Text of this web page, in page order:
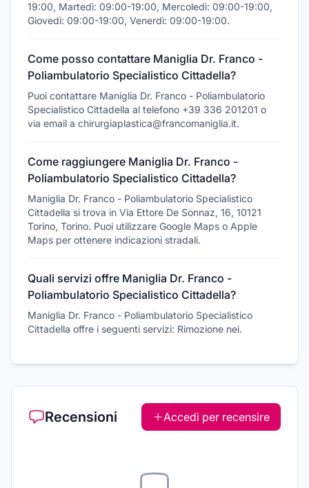
19:00, Martedì: 09:00-19:00, Mercoledì: 09:00-19:00,
Giovedì: 09:00-19:00, Venerdì: 09:00-19:00.
Come posso contattare Maniglia Dr. Franco -
Poliambulatorio Specialistico Cittadella?
Puoi contattare Maniglia Dr. Franco - Poliambulatorio
Specialistico Cittadella al telefono +39 336 201201 o
via email a chirurgiaplastica@francomaniglia.it.
Come raggiungere Maniglia Dr. Franco -
Poliambulatorio Specialistico Cittadella?
Maniglia Dr. Franco - Poliambulatorio Specialistico
Cittadella si trova in Via Ettore De Sonnaz, 16, 10121
Torino, Torino. Puoi utilizzare Google Maps o Apple
Maps per ottenere indicazioni stradali.
Quali servizi offre Maniglia Dr. Franco -
Poliambulatorio Specialistico Cittadella?
Maniglia Dr. Franco - Poliambulatorio Specialistico
Cittadella offre i seguenti servizi: Rimozione nei.
Recensioni Accedi per recensire